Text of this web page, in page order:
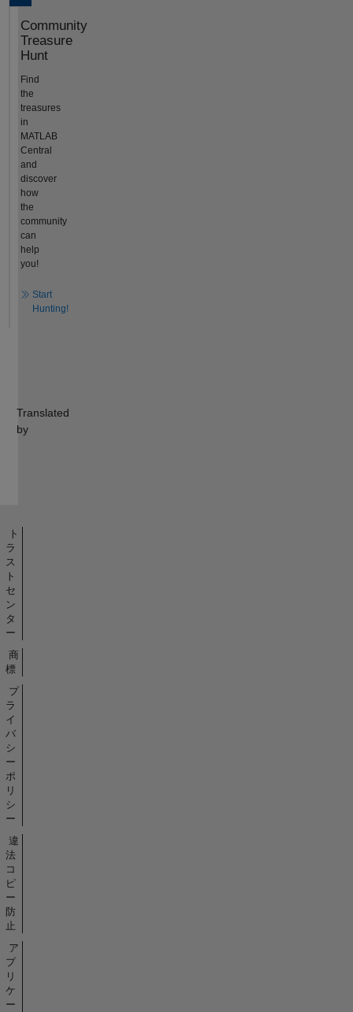
Community
Treasure
Hunt
Find
the
treasures
in
MATLAB
Central
and
discover
how
the
community
can
help
you!
Start
Hunting!
Translated
by
ト
ラ
ス
ト
セ
ン
タ
ー
商
標
プ
ラ
イ
バ
シ
ー
ポ
リ
シ
ー
違
法
コ
ピ
ー
防
止
ア
プ
リ
ケ
ー